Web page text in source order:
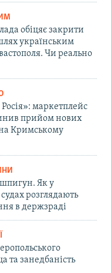
обіцяє закрити
українським
Чи реально
маркетплейс
прийом нових
Кримському
Як у
розглядають
в держзраді
та занедбаність